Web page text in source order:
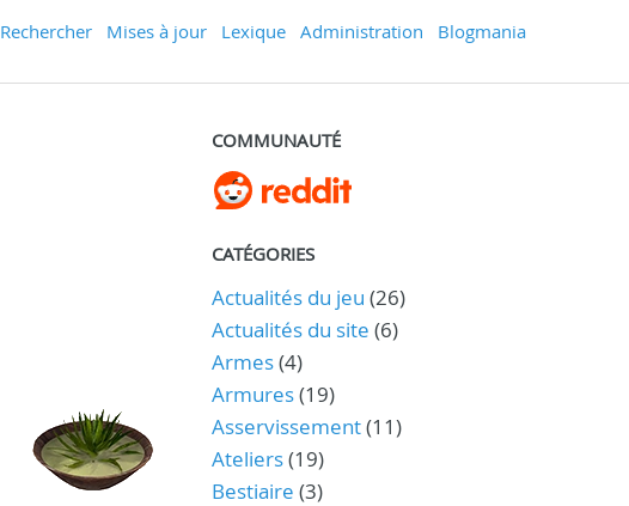
Rechercher Mises à jour Lexique Administration Blogmania
COMMUNAUTÉ
CATÉGORIES
Actualités du jeu (26)
Actualités du site (6)
Armes(4)
Armures(19)
Asservissement(11)
Ateliers(19)
Bestiaire (3)